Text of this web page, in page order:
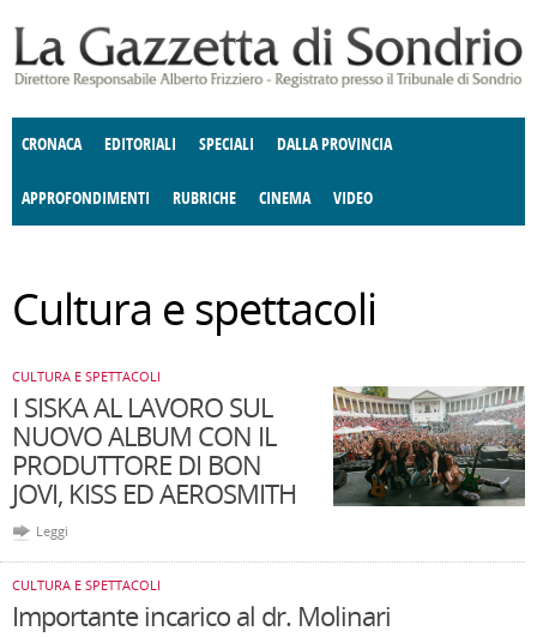
CRONACA EDITORIALI SPECIALI DALLA PROVINCIA
APPROFONDIMENTI
CULTURA E SPETTACOLI POLITICA
RUBRICHE
DELLE IDEE FATTI DELLO SPIRITO CCCVA
CINEMA VIDEO
Cultura e spettacoli
CULTURA E SPETTACOLI
I SISKA AL LAVORO SUL
NUOVO ALBUM CON IL
PRODUTTORE DI BON
JOVI, KISS ED AEROSMITH
Leggi
CULTURA E SPETTACOLI
Importante incarico al dr. Molinari